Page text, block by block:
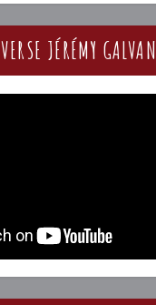
JÉRÉMY GALVAN